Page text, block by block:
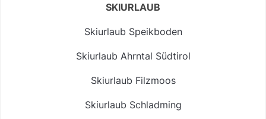
SKIURLAUB
Skiurlaub Speikboden
Skiurlaub Ahrntal Südtirol
Skiurlaub Filzmoos
Skiurlaub Schladming